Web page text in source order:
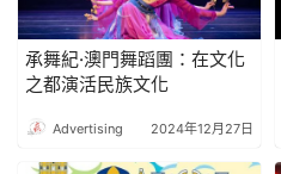
承舞紀·澳門舞蹈團：在文化
之都演活民族文化
Advertising 2024年12月27日